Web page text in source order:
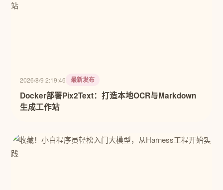
2026/8/9 2:19:46 最新发布
Docker部署Pix2Text：打造本地OCR与Markdown
生成工作站